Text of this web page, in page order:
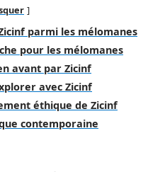
parmi les mélomanes
pour les mélomanes
avant par Zicinf
avec Zicinf
éthique de Zicinf
contemporaine